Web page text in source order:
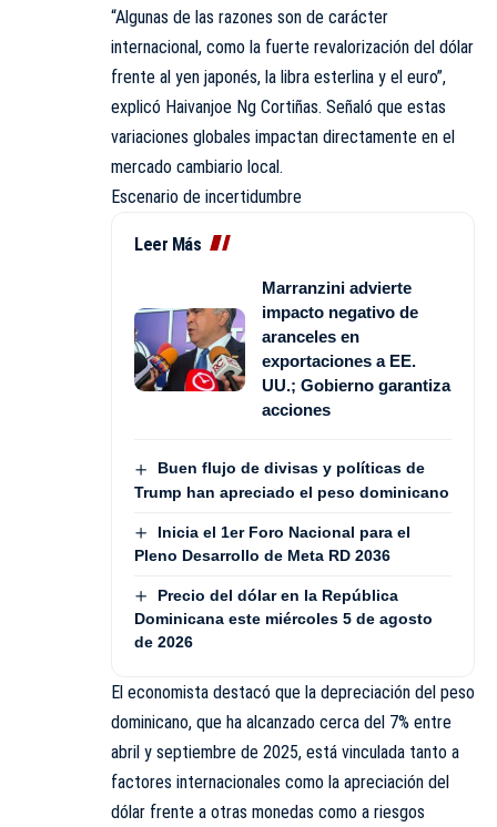
“Algunas de las razones son de carácter
internacional, como la fuerte revalorización del dólar
frente al yen japonés, la libra esterlina y el euro”,
explicó Haivanjoe Ng Cortiñas. Señaló que estas
variaciones globales impactan directamente en el
mercado cambiario local.
Escenario de incertidumbre
Leer Más
Marranzini advierte
impacto negativo de
aranceles en
exportaciones a EE.
UU.; Gobierno garantiza
acciones
Buen flujo de divisas y políticas de
Trump han apreciado el peso dominicano
Inicia el 1er Foro Nacional para el
Pleno Desarrollo de Meta RD 2036
Precio del dólar en la República
Dominicana este miércoles 5 de agosto
de 2026
El economista destacó que la depreciación del peso
dominicano, que ha alcanzado cerca del 7% entre
abril y septiembre de 2025, está vinculada tanto a
factores internacionales como la apreciación del
dólar frente a otras monedas como a riesgos